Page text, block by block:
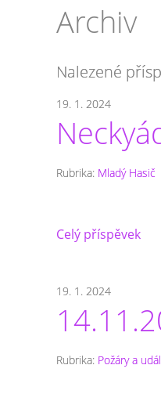
Archiv
Nalezené
19. 1. 2024
Rubrika: Mladý Hasič
Celý příspěvek
19. 1. 2024
Rubrika: Požáry a